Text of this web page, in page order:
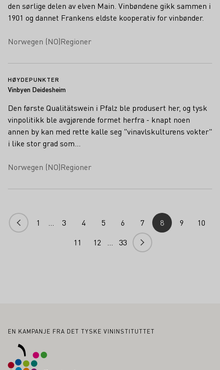
den sørlige delen av elven Main. Vinbøndene gikk sammen i
1901 og dannet Frankens eldste kooperativ for vinbønder.
Norwegen (NO)Regioner
HØYDEPUNKTER
Vinbyen Deidesheim
Den første Qualitätswein i Pfalz ble produsert her, og tysk
vinpolitikk ble avgjørende formet herfra - knapt noen
annen by kan med rette kalle seg "vinavlskulturens vokter"
i like stor grad som…
Norwegen (NO)Regioner
Tidligere
1 3 4 5 6 7 8 9
10
11
12 33 Neste
Bunntekst
EN KAMPANJE FRA DET TYSKE VININSTITUTTET